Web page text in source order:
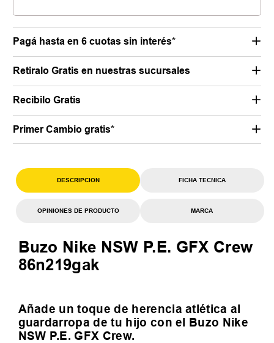
Pagá hasta en 6 cuotas sin interés*
Retiralo Gratis en nuestras sucursales
Recibilo Gratis
Primer Cambio gratis*
DESCRIPCION FICHA TECNICA
OPINIONES DE PRODUCTO MARCA
Buzo Nike NSW P.E. GFX Crew
86n219gak
Añade un toque de herencia atlética al
guardarropa de tu hijo con el Buzo Nike
NSW P.E. GFX Crew.